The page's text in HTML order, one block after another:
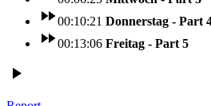
fast_forward00:10:21 Donnerstag - Part
fast_forward00:13:06 Freitag - Part 5
play_arrow